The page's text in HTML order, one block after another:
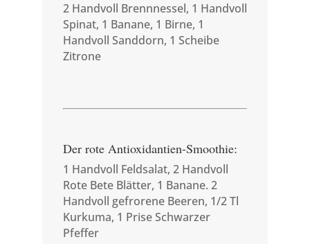
2 Handvoll Brennnessel, 1 Handvoll
Spinat, 1 Banane, 1 Birne, 1
Handvoll Sanddorn, 1 Scheibe
Zitrone
Der rote Antioxidantien-Smoothie:
1 Handvoll Feldsalat, 2 Handvoll
Rote Bete Blätter, 1 Banane. 2
Handvoll gefrorene Beeren, 1/2 Tl
Kurkuma, 1 Prise Schwarzer
Pfeffer